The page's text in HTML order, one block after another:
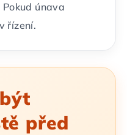
únava
řízení.
před